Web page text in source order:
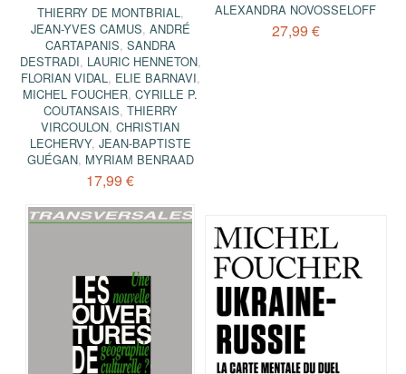
THIERRY DE MONTBRIAL,
JEAN-YVES CAMUS, ANDRÉ
CARTAPANIS, SANDRA
DESTRADI, LAURIC HENNETON,
FLORIAN VIDAL, ELIE BARNAVI,
MICHEL FOUCHER,CYRILLE P.
COUTANSAIS, THIERRY
VIRCOULON,CHRISTIAN
LECHERVY, JEAN-BAPTISTE
GUÉGAN, MYRIAM BENRAAD
17,99 €
ALEXANDRA NOVOSSELOFF
27,99 €